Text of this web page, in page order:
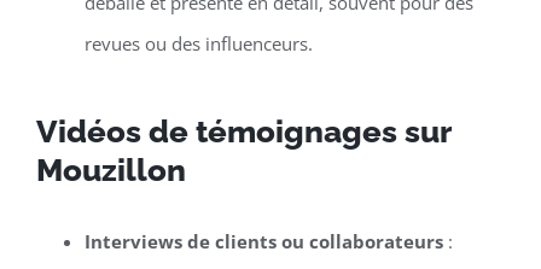
revues ou des influenceurs.
Vidéos de témoignages sur
Mouzillon
Interviews de clients ou collaborateurs: